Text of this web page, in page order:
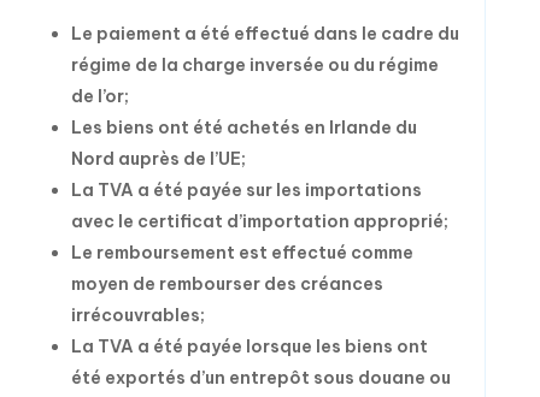
Le paiement a été effectué dans le cadre du
régime de la charge inversée ou du régime
de l’or;
Les biens ont été achetés en Irlande du
Nord auprès de l’UE;
La TVA a été payée sur les importations
avec le certificat d’importation approprié;
Le remboursement est effectué comme
moyen de rembourser des créances
irrécouvrables;
La TVA a été payée lorsque les biens ont
été exportés d’un entrepôt sous douane ou